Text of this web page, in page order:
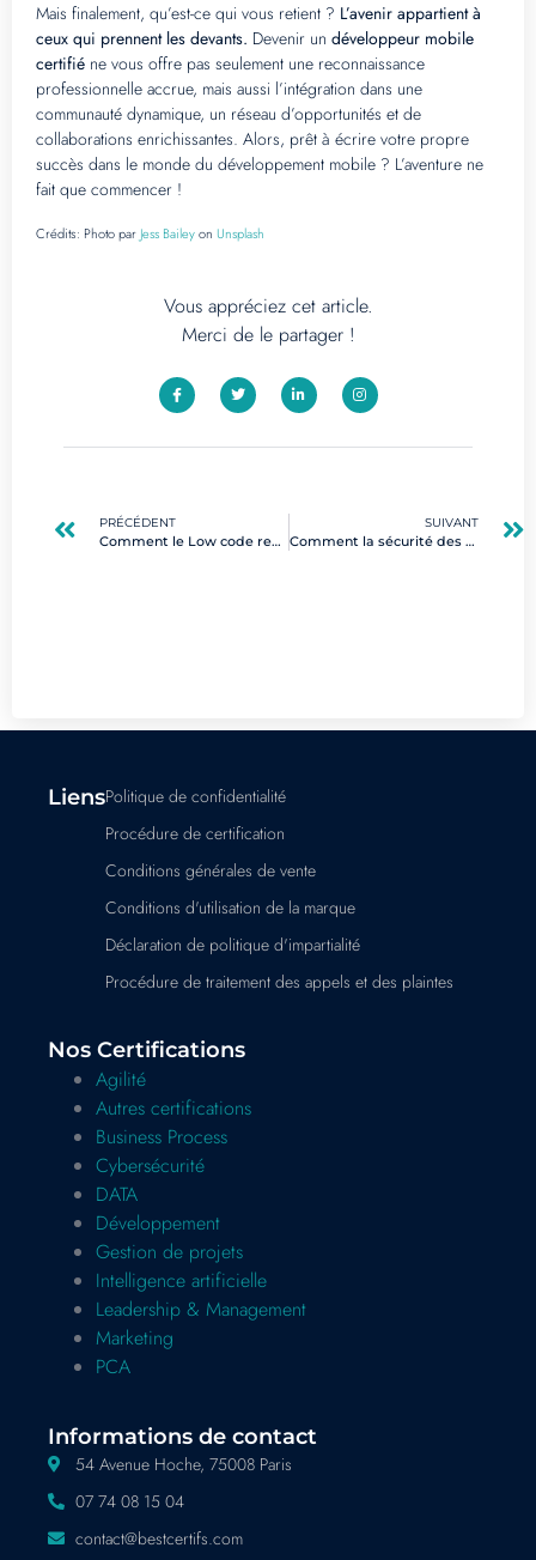
Mais finalement, qu’est-ce qui vous retient ? L’avenir appartient à
ceux qui prennent les devants. Devenir un développeur mobile
certifié ne vous offre pas seulement une reconnaissance
professionnelle accrue, mais aussi l’intégration dans une
communauté dynamique, un réseau d’opportunités et de
collaborations enrichissantes. Alors, prêt à écrire votre propre
succès dans le monde du développement mobile ? L’aventure ne
fait que commencer !
Crédits: Photo par Jess Baileyon Unsplash
Vous appréciez cet article.
Merci de le partager !
PRÉCÉDENT
Comment le Low code redéfinit-il les compétences requises dans le digital ?
SUIVANT
Comment la sécurité des microservices protège-t-elle vos applications numériques ?
LiensPolitique de confidentialité
Procédure de certification
Conditions générales de vente
Conditions d'utilisation de la marque
Déclaration de politique d'impartialité
Procédure de traitement des appels et des plaintes
Nos Certifications
Agilité
Autres certifications
Business Process
Cybersécurité
DATA
Développement
Gestion de projets
Intelligence artificielle
Leadership & Management
Marketing
PCA
Informations de contact
54 Avenue Hoche, 75008 Paris
07 74 08 15 04
contact@bestcertifs.com